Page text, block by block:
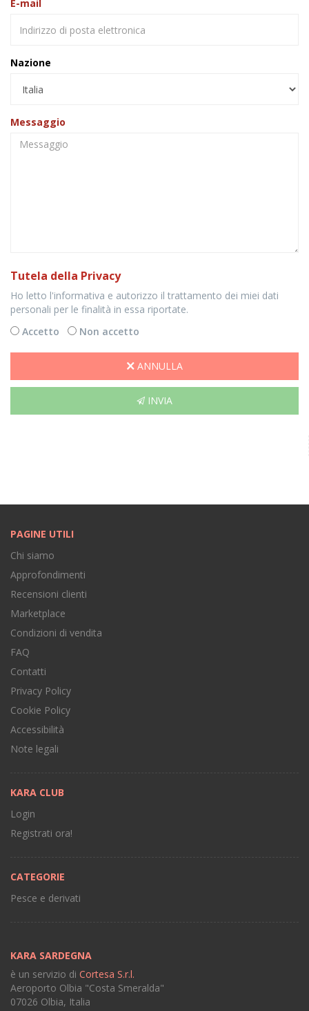
E-mail
Nazione
Messaggio
Tutela della Privacy
Ho letto l'informativa e autorizzo il trattamento dei miei dati
personali per le finalità in essa riportate.
Accetto
Non accetto
ANNULLA
INVIA
PAGINE UTILI
Chi siamo
Approfondimenti
Recensioni clienti
Marketplace
Condizioni di vendita
FAQ
Contatti
Privacy Policy
Cookie Policy
Accessibilità
Note legali
KARA CLUB
Login
Registrati ora!
CATEGORIE
Pesce e derivati
KARA SARDEGNA
è un servizio di Cortesa S.r.l.
Aeroporto Olbia "Costa Smeralda"
07026 Olbia, Italia